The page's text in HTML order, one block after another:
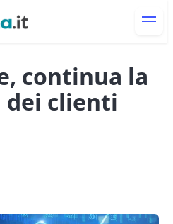
continua la
dei clienti